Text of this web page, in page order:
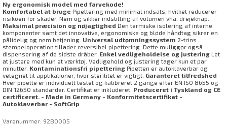
Ny ergonomisk model med farvekode!
Komfortabel at bruge Pipettering med minimal indsats, hvilket reducerer
risikoen for skader. Nem og sikker indstilling af volumen vha. drejeknap.
Maksimal præcision og nøjagtighed Den termiske isolering af interne
komponenter samt det innovative, ergonomiske og bløde håndtag sikrer en
pålidelig og nem betjening. Universal udtømningssystem 2-trins
stempeloperation tillader reversibel pipettering. Dette muliggør også
dispensering af de sidste dråber. Enkel vedligeholdelse og justering Let
at justere med kun et værktøj. Vedligehold og justering tager kun et par
minutter. Kontaminationsfri pipettering Pipetten er autoklaverbar og
velegnet til applikationer, hvor sterilitet er vigtigt. Garanteret tilfredshed
Hver pipette er individuelt testet og kalibreret 2 gange efter EN ISO 8655 og
DIN 12650 standarder. Certifikat er inkluderet. Produceret i Tyskland og CE
certificeret. - Made in Germany - Konformitetscertifikat -
Autoklaverbar - SoftGrip
Varenummer: 9280005